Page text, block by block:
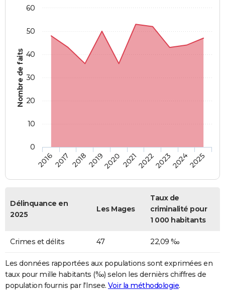
Nombre de faits
20162017 20182019202020212022202320242025
0
10
20
30
40
50
60
Délinquance en
2025
Les Mages
Taux de
criminalité pour
1 000 habitants
Crimes et délits 47 22,09 ‰
Les données rapportées aux populations sont exprimées en
taux pour mille habitants (‰) selon les dernièrs chiffres de
population fournis par l'Insee. Voir la méthodologie.